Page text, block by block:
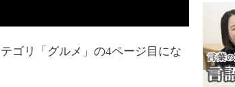
ゴリ「グルメ」の4ページ目にな